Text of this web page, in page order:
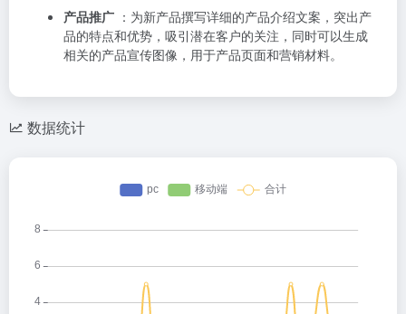
产品推广 ：为新产品撰写详细的产品介绍文案，突出产
品的特点和优势，吸引潜在客户的关注，同时可以生成
相关的产品宣传图像，用于产品页面和营销材料。
数据统计